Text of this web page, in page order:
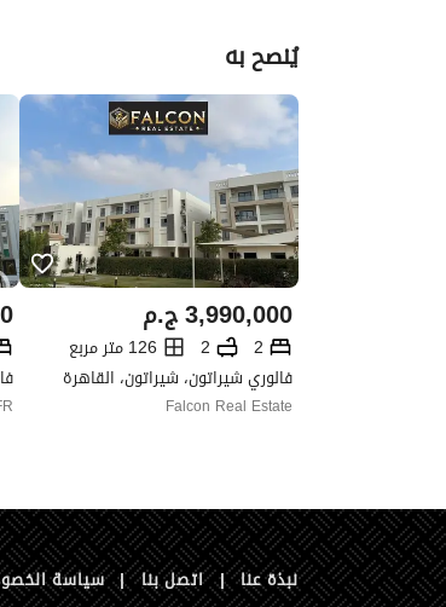
يُنصح به
ج.م3,990,000
2
2
126 متر مربع
فالوري شيراتون، شيراتون، القاهرة
Falcon Real Estate
نبذة عنا | اتصل بنا | سياسة